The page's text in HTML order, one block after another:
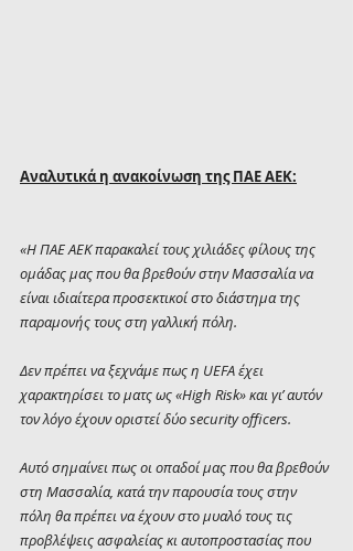
Αναλυτικά η ανακοίνωση της ΠΑΕ ΑΕΚ:
«Η ΠΑΕ ΑΕΚ παρακαλεί τους χιλιάδες φίλους της
ομάδας μας που θα βρεθούν στην Μασσαλία να
είναι ιδιαίτερα προσεκτικοί στο διάστημα της
παραμονής τους στη γαλλική πόλη.
Δεν πρέπει να ξεχνάμε πως η UEFA έχει
χαρακτηρίσει το ματς ως «High Risk» και γι’ αυτόν
τον λόγο έχουν οριστεί δύο security officers.
Αυτό σημαίνει πως οι οπαδοί μας που θα βρεθούν
στη Μασσαλία, κατά την παρουσία τους στην
πόλη θα πρέπει να έχουν στο μυαλό τους τις
προβλέψεις ασφαλείας κι αυτοπροστασίας που